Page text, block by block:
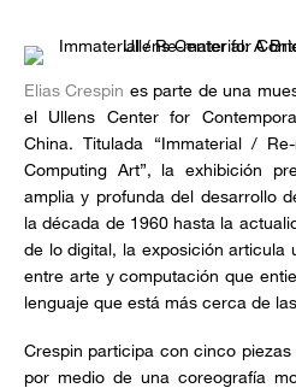
Elias Crespin es parte de una
el Ullens Center for
China. Titulada “Immaterial /
Computing Art”, la exhibición
amplia y profunda del desarrollo
la década de 1960 hasta la
de lo digital, la exposición articula
entre arte y computación que
lenguaje que está más cerca de
Crespin participa con cinco
por medio de una coreografía